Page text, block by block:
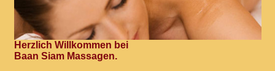
Herzlich Willkommen bei
Baan Siam Massagen.